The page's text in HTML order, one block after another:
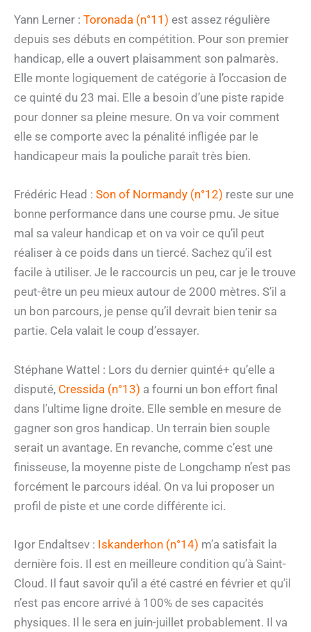
Yann Lerner : Toronada (n°11) est assez régulière
depuis ses débuts en compétition. Pour son premier
handicap, elle a ouvert plaisamment son palmarès.
Elle monte logiquement de catégorie à l’occasion de
ce quinté du 23 mai. Elle a besoin d’une piste rapide
pour donner sa pleine mesure. On va voir comment
elle se comporte avec la pénalité infligée par le
handicapeur mais la pouliche paraît très bien.
Frédéric Head : Son of Normandy (n°12) reste sur une
bonne performance dans une course pmu. Je situe
mal sa valeur handicap et on va voir ce qu’il peut
réaliser à ce poids dans un tiercé. Sachez qu’il est
facile à utiliser. Je le raccourcis un peu, car je le trouve
peut-être un peu mieux autour de 2000 mètres. S’il a
un bon parcours, je pense qu’il devrait bien tenir sa
partie. Cela valait le coup d’essayer.
Stéphane Wattel : Lors du dernier quinté+ qu’elle a
disputé, Cressida (n°13) a fourni un bon effort final
dans l’ultime ligne droite. Elle semble en mesure de
gagner son gros handicap. Un terrain bien souple
serait un avantage. En revanche, comme c’est une
finisseuse, la moyenne piste de Longchamp n’est pas
forcément le parcours idéal. On va lui proposer un
profil de piste et une corde différente ici.
Igor Endaltsev : Iskanderhon (n°14) m’a satisfait la
dernière fois. Il est en meilleure condition qu’à Saint-
Cloud. Il faut savoir qu’il a été castré en février et qu’il
n’est pas encore arrivé à 100% de ses capacités
physiques. Il le sera en juin-juillet probablement. Il va